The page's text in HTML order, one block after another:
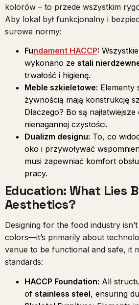
kolorów – to przede wszystkim
Aby lokal był funkcjonalny i
surowe normy:
Fundament HACCP:
wykonano ze stali
trwałość i higienę.
Meble szkieletowe: Elementy
żywnością mają konstrukcję
Dlaczego? Bo są
nienagannej czystości.
Dualizm designu: To, co
oko i przywoływać
musi zapewniać komfort
pracy.
Education: What Lies
Aesthetics?
Designing for the food industry
colors—it’s primarily about
venue to be functional and safe, it
standards:
HACCP Foundation: All
of stainless steel, ensuring